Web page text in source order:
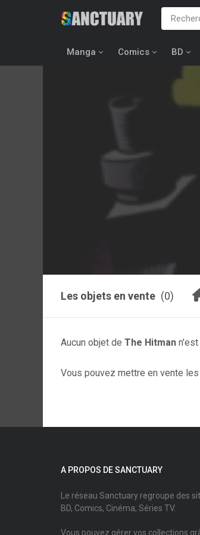
Manga Comics BD
Les objets en vente (0)
Aucun objet de The Hitman n'est
Vous pouvez mettre en vente
A PROPOS DE SANCTUARY
Le réseau Sanctuary regroupe des
BD, Comics, Cinéma, Séries TV.
Vous pouvez gérer vos collections